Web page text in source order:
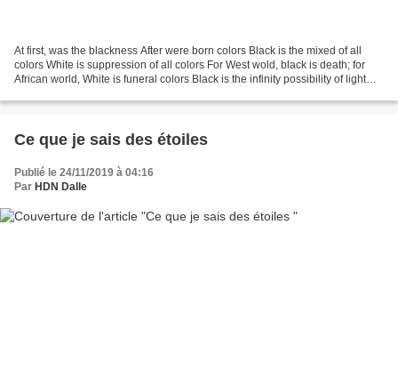
At first, was the blackness After were born colors Black is the mixed of all
colors White is suppression of all colors For West wold, black is death; for
African world, White is funeral colors Black is the infinity possibility of light
Ce que je sais des étoiles
Publié le 24/11/2019 à 04:16
Par HDN Dalle